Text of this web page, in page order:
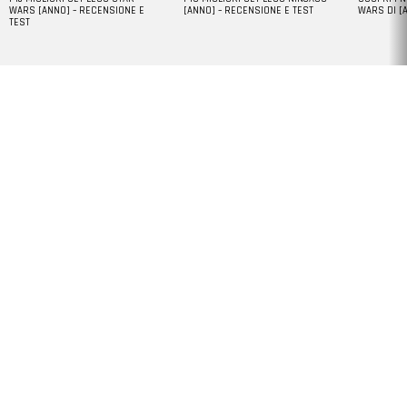
WARS [ANNO] – RECENSIONE E
TEST
[ANNO] – RECENSIONE E TEST
WARS DI